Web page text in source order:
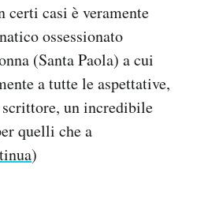
certi casi è veramente
ossessionato
(Santa Paola) a cui
a tutte le aspettative,
scrittore, un incredibile
quelli che a
)